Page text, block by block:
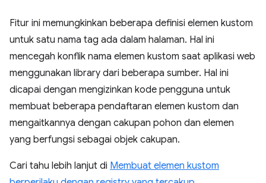
Fitur ini memungkinkan beberapa definisi elemen kustom
untuk satu nama tag ada dalam halaman. Hal ini
mencegah konflik nama elemen kustom saat aplikasi web
menggunakan library dari beberapa sumber. Hal ini
dicapai dengan mengizinkan kode pengguna untuk
membuat beberapa pendaftaran elemen kustom dan
mengaitkannya dengan cakupan pohon dan elemen
yang berfungsi sebagai objek cakupan.
Cari tahu lebih lanjut di Membuat elemen kustom